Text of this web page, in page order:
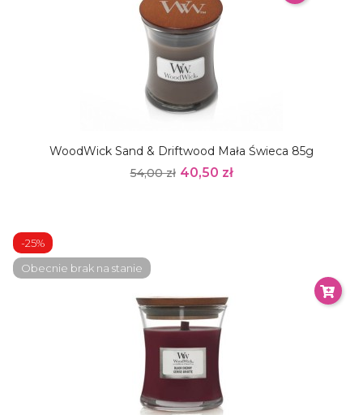
WoodWick Sand & Driftwood Mała Świeca 85g
54,00 zł 40,50 zł
-25%
Obecnie brak na stanie